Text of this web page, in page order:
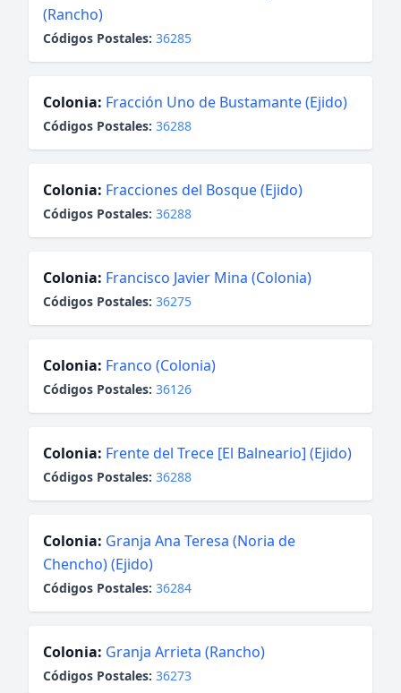
(Rancho)
Códigos Postales: 36285
Colonia: Fracción Uno de Bustamante (Ejido)
Códigos Postales: 36288
Colonia: Fracciones del Bosque (Ejido)
Códigos Postales: 36288
Colonia: Francisco Javier Mina (Colonia)
Códigos Postales: 36275
Colonia: Franco (Colonia)
Códigos Postales: 36126
Colonia: Frente del Trece [El Balneario] (Ejido)
Códigos Postales: 36288
Colonia: Granja Ana Teresa (Noria de
Chencho) (Ejido)
Códigos Postales: 36284
Colonia: Granja Arrieta (Rancho)
Códigos Postales: 36273